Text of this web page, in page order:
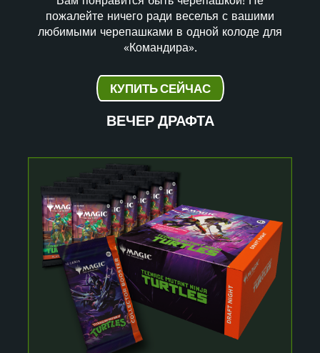
пожалейте ничего ради веселья с вашими
любимыми черепашками в одной колоде для
«Командира».
КУПИТЬ СЕЙЧАС
ВЕЧЕР ДРАФТА